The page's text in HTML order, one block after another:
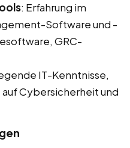
: Erfahrung im
Software und -
GRC-
IT-Kenntnisse,
Cybersicherheit und